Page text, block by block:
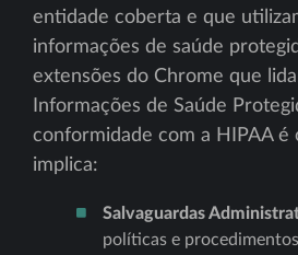
entidade coberta e que
informações de saúde
extensões do Chrome que
Informações de Saúde
conformidade com a HIPAA é
implica:
Salvaguardas
políticas e